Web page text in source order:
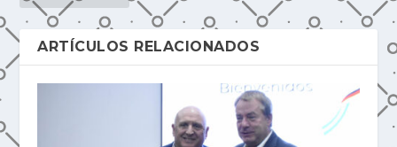
ARTÍCULOS RELACIONADOS